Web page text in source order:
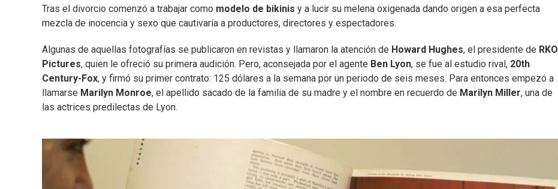
Tras el divorcio comenzó a trabajar como modelo de bikinis y a lucir su melena oxigenada dando origen a esa perfecta
mezcla de inocencia y sexo que cautivaría a productores, directores y espectadores.
Algunas de aquellas fotografías se publicaron en revistas y llamaron la atención de Howard Hughes, el presidente de RKO
Pictures, quien le ofreció su primera audición. Pero, aconsejada por el agente Ben Lyon, se fue al estudio rival, 20th
Century-Fox, y firmó su primer contrato: 125 dólares a la semana por un periodo de seis meses. Para entonces empezó a
llamarse Marilyn Monroe, el apellido sacado de la familia de su madre y el nombre en recuerdo de Marilyn Miller, una de
las actrices predilectas de Lyon.